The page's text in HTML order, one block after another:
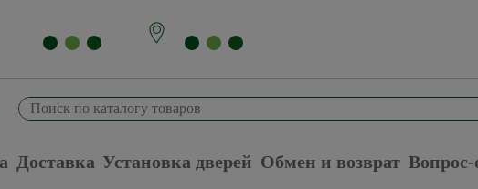
Доставка Установка дверей Обмен и возврат Вопрос-